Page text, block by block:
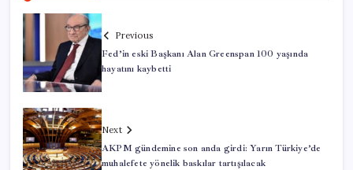
Previous
Fed’in eski Başkanı Alan Greenspan 100 yaşında
hayatını kaybetti
Next
AKPM gündemine son anda girdi: Yarın Türkiye’de
muhalefete yönelik baskılar tartışılacak